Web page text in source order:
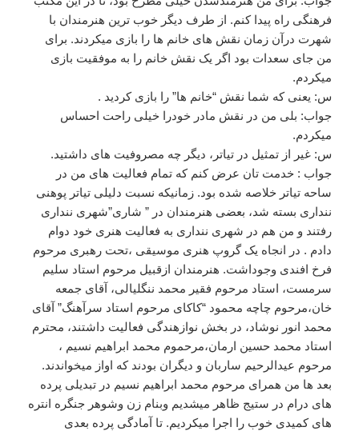
فرهنگی راه پیدا کنم. از طرف دیگر خوب ترین هنرمندان با
شهرت درآن زمان نقش های خانم ها را بازی میکردند. برای
من جای سعدات بود اگر یک نقش خانم را به موفقیت بازی
میکردم.
س: یعنی که شما نقش “خانم ها” را بازی کردید .
جواب: بلی من در نقش مادر خودرا خیلی راحت احساس
میکردم.
س: غیر از تمثیل در تیاتر، دیگر چه مصروفیت های داشتید.
جواب : خدمت تان عرض کنم که تمام فعالیت های من در
ساحه تیاتر خلاصه شده بود. زمانیکه نسبت دلیلی تیاتر پوهنی
ننداری بسته شد، بعضی هنرمندان در ” شاری”شهری ننداری
رفتند و من هم در شهری ننداری به فعالیت هنری خود دوام
دادم . در انجاه یک گروپ هنری موسیقی ،تحت رهبری مرحوم
فرخ افندی وجوداشت. هنرمندان ازقبیل مرحوم استاد سلیم
سرمست، استاد مرحوم فقیر محمد ننگلیالی، آقای جمعه
خان،مرحوم چاچه محمود “کاکای مرحوم استاد سرآهنگ” آقای
محمد انور نوشاد، در بخش نوازهندگی فعالیت داشتند، محترم
استاد محمد حسین ارمان،مرحموم محمد ابراهیم نسیم ،
مرحوم عیدالرحیم ساربان و دیگران بودند که اواز میخواندند.
بعد ها من همرای مرحوم محمد ابراهیم نسیم در تبدیلی پرده
های درام در ستیج ظاهر میشدیم وبنام زن وشوهر جنگره انتره
های کمیدی خوب را اجرا میکردیم. تا آمادگی پرده بعدی